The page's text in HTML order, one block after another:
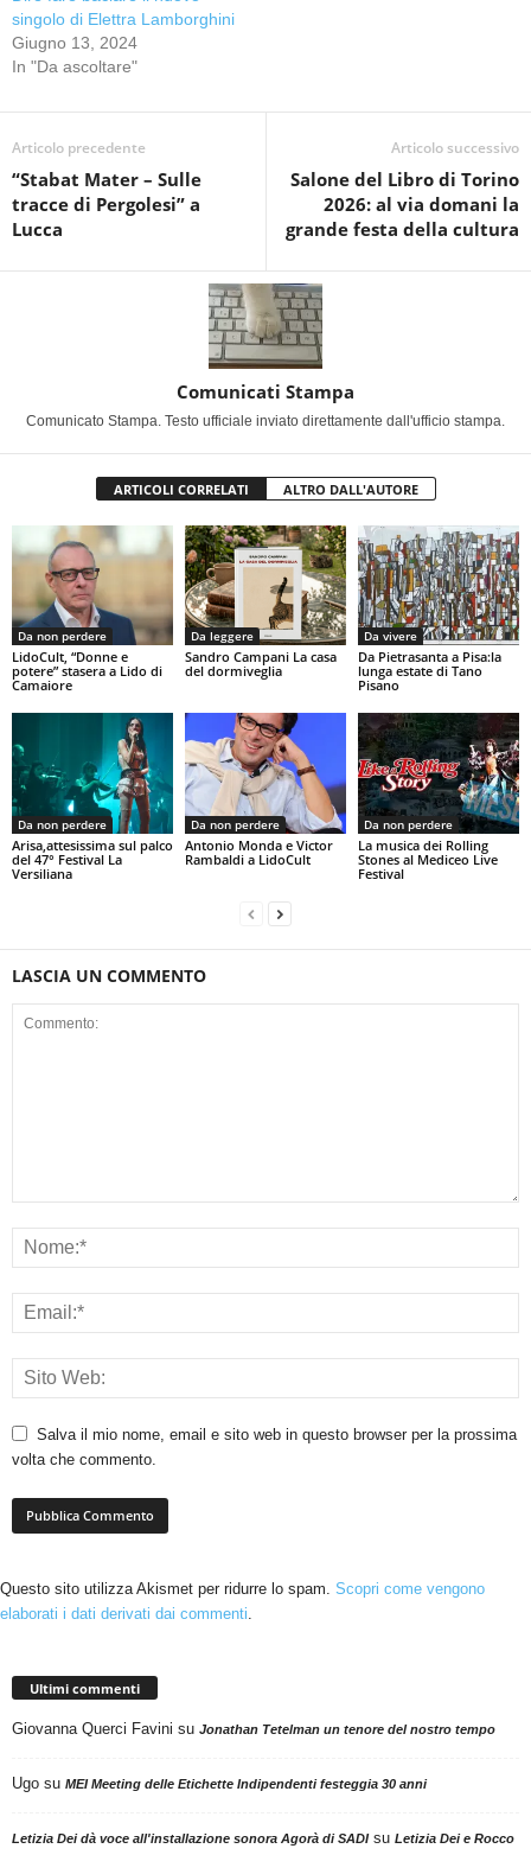
singolo di Elettra Lamborghini
Giugno 13, 2024
In "Da ascoltare"
Articolo precedente
“Stabat Mater – Sulle
tracce di Pergolesi” a
Lucca
Articolo successivo
Salone del Libro di Torino
2026: al via domani la
grande festa della cultura
Comunicati Stampa
Comunicato Stampa. Testo ufficiale inviato direttamente dall'ufficio stampa.
ARTICOLI CORRELATI ALTRO DALL'AUTORE
Da non perdere
LidoCult, “Donne e
potere” stasera a Lido di
Camaiore
Da leggere
Sandro Campani La casa
del dormiveglia
Da vivere
Da Pietrasanta a Pisa:la
lunga estate di Tano
Pisano
Da non perdere
Arisa,attesissima sul palco
del 47° Festival La
Versiliana
Da non perdere
Antonio Monda e Victor
Rambaldi a LidoCult
Da non perdere
La musica dei Rolling
Stones al Mediceo Live
Festival
LASCIA UN COMMENTO
Salva il mio nome, email e sito web in questo browser per la prossima
volta che commento.
Questo sito utilizza Akismet per ridurre lo spam. Scopri come vengono
elaborati i dati derivati dai commenti.
Ultimi commenti
Giovanna Querci Favini su Jonathan Tetelman un tenore del nostro tempo
Ugo su MEI Meeting delle Etichette Indipendenti festeggia 30 anni
Letizia Dei dà voce all'installazione sonora Agorà di SADIsu Letizia Dei e Rocco